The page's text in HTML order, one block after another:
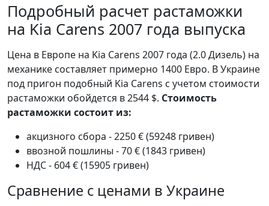
Подробный расчет растаможки
на Kia Carens 2007 года выпуска
Цена в Европе на Kia Carens 2007 года (2.0 Дизель) на
механике составляет примерно 1400 Евро. В Украине
под пригон подобный Kia Carens с учетом стоимости
растаможки обойдется в 2544 $. Стоимость
растаможки состоит из:
акцизного сбора - 2250 € (59248 гривен)
ввозной пошлины - 70 € (1843 гривен)
НДС - 604 € (15905 гривен)
Сравнение с ценами в Украине